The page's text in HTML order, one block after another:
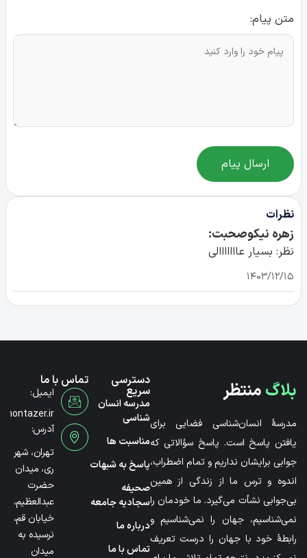
متن پیام:
ارسال پیام
نظرات
زهره نیکوصحبت:
نظر: بسیار عااااااالی
۱۴۰۳/۱۲/۱۵
بلاگمنتظر
مدرسۀ انسان‌شناسی فضایی برای
یافتن پاسخ است. پاسخ سؤالاتی که
جوابی برایشان نداریم و تمام اضطراب،
اندوه و ترس ما از زندگی از همین
بی‌جوابی نشأت می‌گیرد. ما خودمان را
نمی‌شناسیم، جهان را نمی‌شناسیم و
رابطۀ خود با جهان را درست تعریف
دسترسی
سریع
مدرسه انسان
شناسی
مناسبت ها
پاسخ به شبهات
صحیفه
سجادیه جامعه
درباره ما
تماس با ما
تماس با ما
ایمیل:
آدرس:
تهران، شهر
ری، میدان
حضرت
عبدالعظیم،
خیابان قم،
نرسیده به
میدان